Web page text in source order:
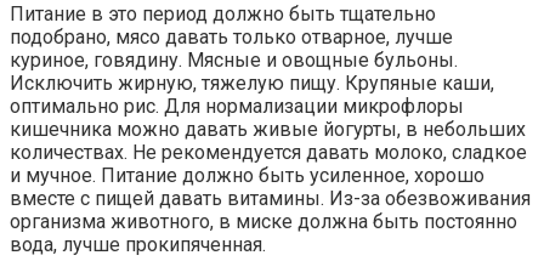
Питание в это период должно быть тщательно
подобрано, мясо давать только отварное, лучше
куриное, говядину. Мясные и овощные бульоны.
Исключить жирную, тяжелую пищу. Крупяные каши,
оптимально рис. Для нормализации микрофлоры
кишечника можно давать живые йогурты, в небольших
количествах. Не рекомендуется давать молоко, сладкое
и мучное. Питание должно быть усиленное, хорошо
вместе с пищей давать витамины. Из-за обезвоживания
организма животного, в миске должна быть постоянно
вода, лучше прокипяченная.